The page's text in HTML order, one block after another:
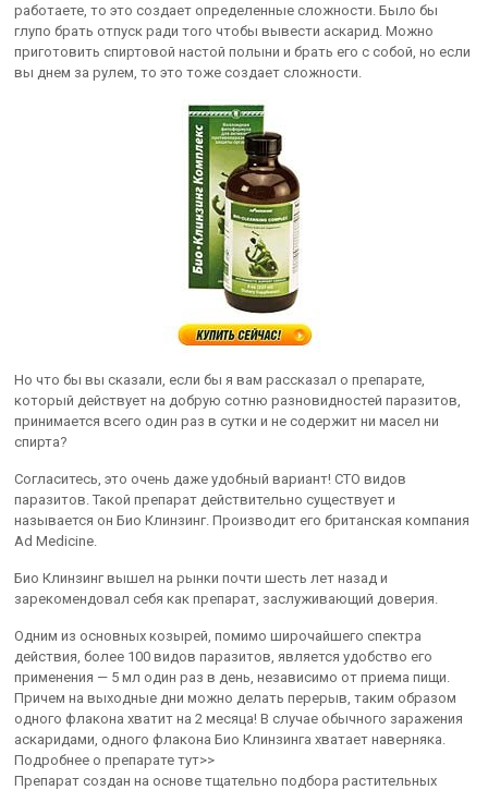
работаете, то это создает определенные сложности. Было бы
глупо брать отпуск ради того чтобы вывести аскарид. Можно
приготовить спиртовой настой полыни и брать его с собой, но если
вы днем за рулем, то это тоже создает сложности.
Но что бы вы сказали, если бы я вам рассказал о препарате,
который действует на добрую сотню разновидностей паразитов,
принимается всего один раз в сутки и не содержит ни масел ни
спирта?
Согласитесь, это очень даже удобный вариант! СТО видов
паразитов. Такой препарат действительно существует и
называется он Био Клинзинг. Производит его британская компания
Ad Medicine.
Био Клинзинг вышел на рынки почти шесть лет назад и
зарекомендовал себя как препарат, заслуживающий доверия.
Одним из основных козырей, помимо широчайшего спектра
действия, более 100 видов паразитов, является удобство его
применения — 5 мл один раз в день, независимо от приема пищи.
Причем на выходные дни можно делать перерыв, таким образом
одного флакона хватит на 2 месяца! В случае обычного заражения
аскаридами, одного флакона Био Клинзинга хватает наверняка.
Подробнее о препарате тут>>
Препарат создан на основе тщательно подбора растительных